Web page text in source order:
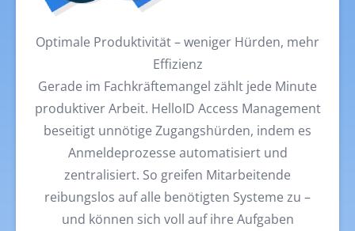
Optimale Produktivität – weniger Hürden, mehr
Effizienz
Gerade im Fachkräftemangel zählt jede Minute
produktiver Arbeit. HelloID Access Management
beseitigt unnötige Zugangshürden, indem es
Anmeldeprozesse automatisiert und
zentralisiert. So greifen Mitarbeitende
reibungslos auf alle benötigten Systeme zu –
und können sich voll auf ihre Aufgaben